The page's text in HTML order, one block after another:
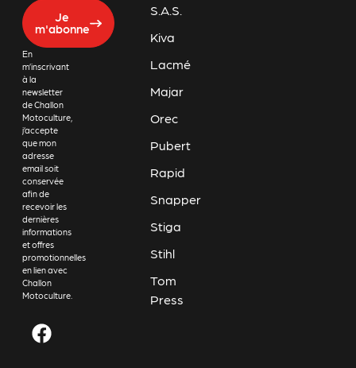
Je
m'abonne
En
m’inscrivant
à la
newsletter
de Challon
Motoculture,
j’accepte
que mon
adresse
email soit
conservée
afin de
recevoir les
dernières
informations
et offres
promotionnelles
en lien avec
Challon
Motoculture.
S.A.S.
Kiva
Lacmé
Majar
Orec
Pubert
Rapid
Snapper
Stiga
Stihl
Tom
Press